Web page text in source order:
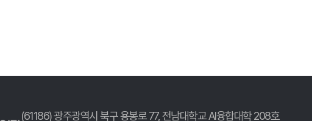
(61186) 광주광역시 북구 용봉로 77,전남대학교 AI융합대학 208호